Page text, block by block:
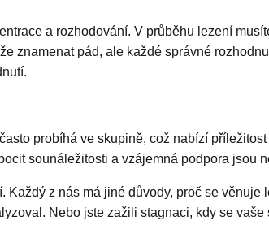
a rozhodování. V průběhu lezení
znamenat pád, ale každé správné
probíhá ve skupině, což nabízí
sounáležitosti a vzájemná podpora jsou
z nás má jiné důvody, proč se
Nebo jste zažili stagnaci, kdy se